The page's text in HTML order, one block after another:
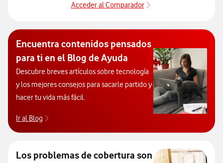
Acceder al Comparador
Encuentra contenidos pensados
para ti en el Blog de Ayuda
Descubre breves artículos sobre tecnología
y los mejores consejos para sacarle partido y
hacer tu vida más fácil.
Ir al Blog
Los problemas de cobertura son